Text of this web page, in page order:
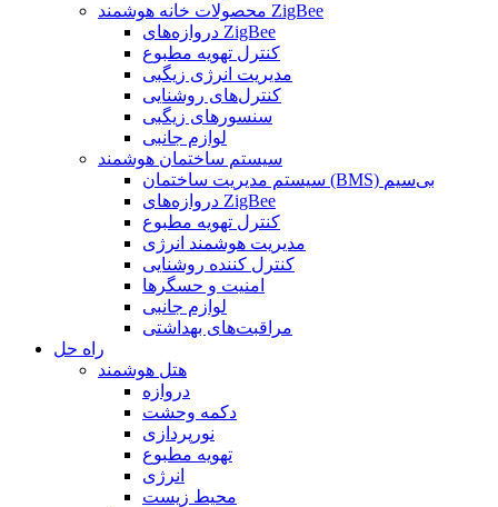
محصولات خانه هوشمند ZigBee
دروازه‌های ZigBee
کنترل تهویه مطبوع
مدیریت انرژی زیگبی
کنترل‌های روشنایی
سنسورهای زیگبی
لوازم جانبی
سیستم ساختمان هوشمند
سیستم مدیریت ساختمان (BMS) بی‌سیم
دروازه‌های ZigBee
کنترل تهویه مطبوع
مدیریت هوشمند انرژی
کنترل کننده روشنایی
امنیت و حسگرها
لوازم جانبی
مراقبت‌های بهداشتی
راه حل
هتل هوشمند
دروازه
دکمه وحشت
نورپردازی
تهویه مطبوع
انرژی
محیط زیست